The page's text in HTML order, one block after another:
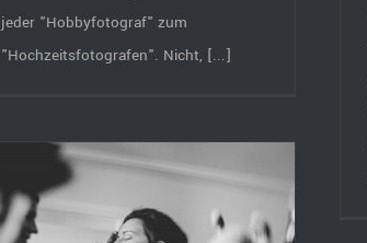
jeder "Hobbyfotograf" zum
"Hochzeitsfotografen". Nicht, [...]